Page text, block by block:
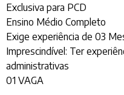
Exclusiva para PCD
Ensino Médio Completo
Exige experiência de 03
Imprescindível: Ter
administrativas
01 VAGA